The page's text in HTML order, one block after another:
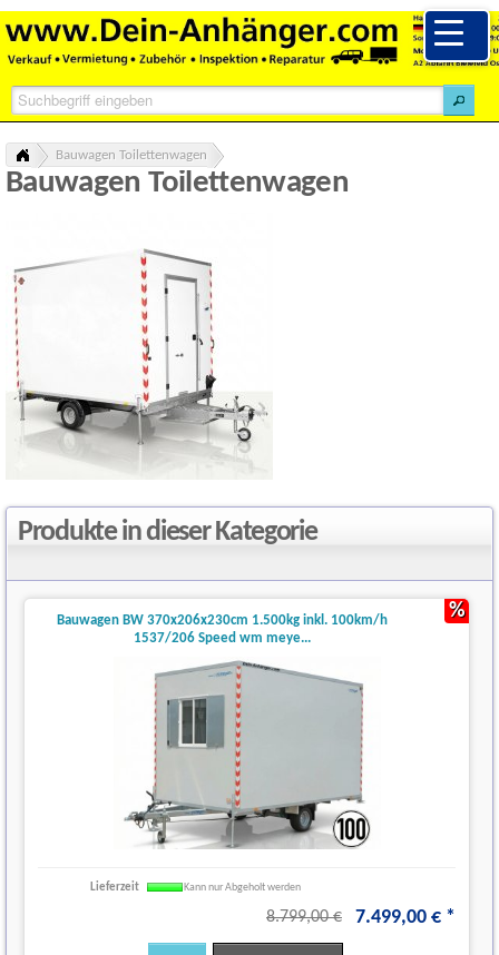
Bauwagen Toilettenwagen
Bauwagen Toilettenwagen
Produkte in dieser Kategorie
Bauwagen BW 370x206x230cm 1.500kg inkl. 100km/h
1537/206 Speed wm meye...
Lieferzeit Kann nur Abgeholt werden
8.799,00 € 7.499,00 € *
%